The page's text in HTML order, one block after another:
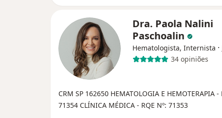
Dra. Paola Nalini
Paschoalin
Hematologista, Internista ·
34 opiniões
CRM SP 162650 HEMATOLOGIA E HEMOTERAPIA -
71354 CLÍNICA MÉDICA - RQE Nº: 71353